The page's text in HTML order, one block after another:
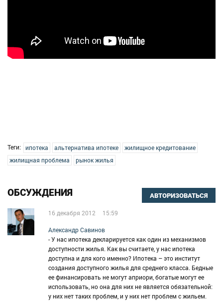
Теги: ипотека альтернатива ипотеке
жилищное кредитование
жилищная проблема
рынок жилья
ОБСУЖДЕНИЯ АВТОРИЗОВАТЬСЯ
16 декабря 2012 15:59
Александр Савинов
- У нас ипотека декларируется как один из механизмов
доступности жилья. Как вы считаете, у нас ипотека
доступна и для кого именно? Ипотека – это институт
создания доступного жилья для среднего класса. Бедные
ее финансировать не могут априори, богатые могут ее
использовать, но она для них не является обязательной:
у них нет таких проблем, и у них нет проблем с жильем.